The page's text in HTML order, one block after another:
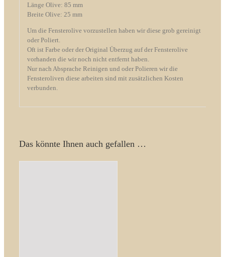
Länge Olive: 85 mm
Breite Olive: 25 mm
Um die Fensterolive vorzustellen haben wir diese grob gereinigt
oder Poliert.
Oft ist Farbe oder der Original Überzug auf der Fensterolive
vorhanden die wir noch nicht entfernt haben.
Nur nach Absprache Reinigen und oder Polieren wir die
Fensteroliven diese arbeiten sind mit zusätzlichen Kosten
verbunden.
Das könnte Ihnen auch gefallen …